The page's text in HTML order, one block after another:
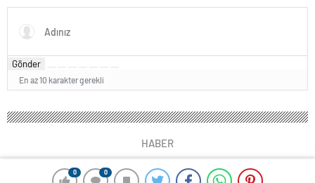
0 0
Gönder
En az 10 karakter gerekli
HABER